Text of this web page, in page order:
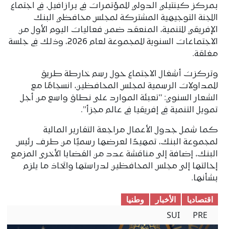
بمركز كينتيلي الدولي للمؤتمرات في برازافيل، في اجتماع
اللجنة التوجيهية المشتركة لمجلس محافظي البنك
الإفريقي للتنمية، المنعقد ضمن فعاليات اليوم الأول من
الاجتماعات السنوية للمجموعة لعام 2026، وذلك في جلسة
مغلقة.
وتركزت أشغال الاجتماع حول رسم خارطة طريق
للمداولات الرسمية لمجلس المحافظين، انسجامًا مع
الشعار السنوي: “تعبئة الموارد على نطاق واسع من أجل
تمويل التنمية في إفريقيا في عالم مجزأ”.
كما شمل جدول الأعمال مراجعة التقارير المالية
لمجموعة البنك، تمهيدًا لعرضها رسميًا من طرف رئيس
البنك، إضافة إلى مناقشة عدد من القضايا الأخرى المزمع
إحالتها إلى مجلس المحافظين لدراستها واتخاذ ما يلزم
بشأنها.
اقتصادیا الأخبار
وطنیا
PRE
SUI